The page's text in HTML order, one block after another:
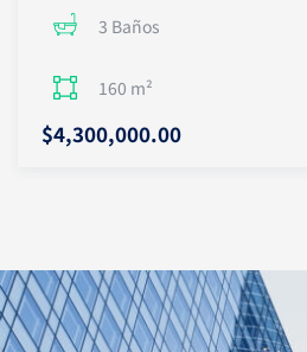
3 Baños
160 m²
$4,300,000.00